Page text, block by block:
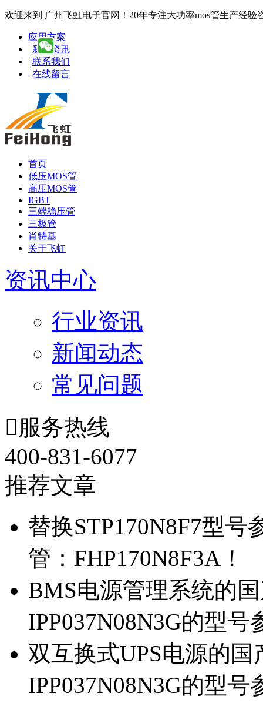
欢迎来到 广州飞虹电子官网！20年专注大功率mos管生产经验
应用方案
| 新闻资讯
| 联系我们
| 在线留言
首页
低压MOS管
高压MOS管
IGBT
三端稳压管
三极管
肖特基
关于飞虹
资讯中心
行业资讯
新闻动态
常见问题
服务热线
400-831-6077
推荐文章
替换STP170N8F7型
管：FHP170N8F3A！
BMS电源管理系统的
IPP037N08N3G的型号
双互换式UPS电源的
IPP037N08N3G的型号